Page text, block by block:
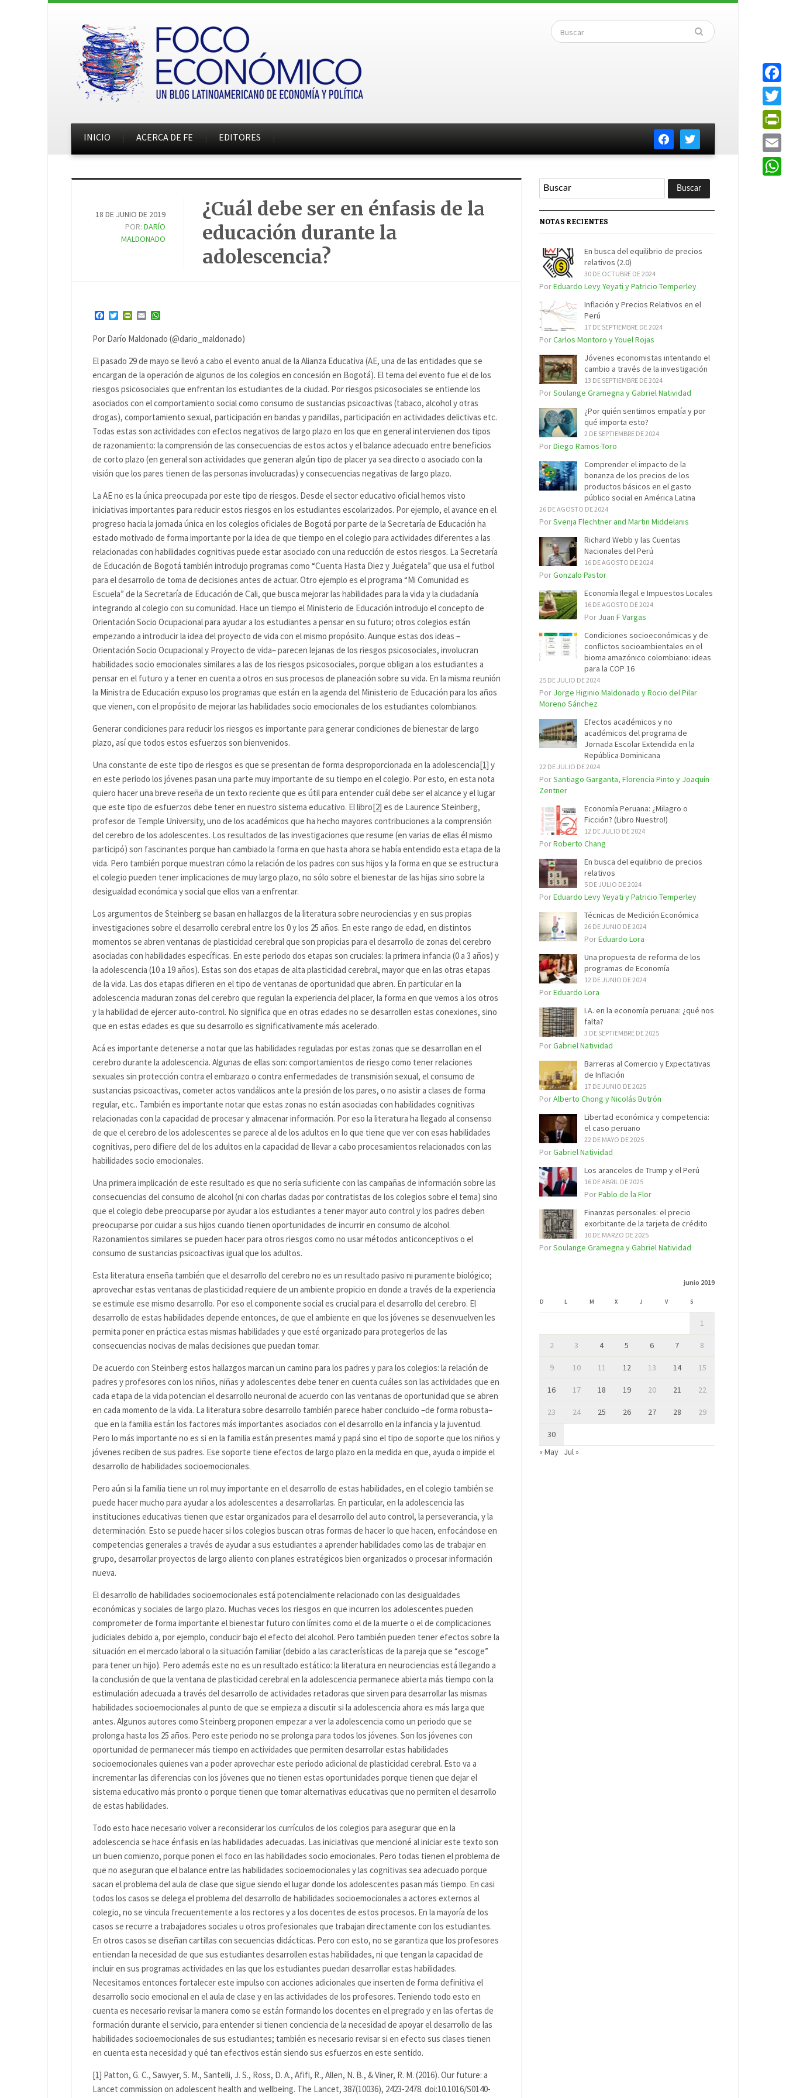
facebooktwitter
INICIO ACERCA DE FE EDITORES
18 DE JUNIO DE 2019
POR:DARÍO
MALDONADO
¿Cuál debe ser en énfasis de la
educación durante la
adolescencia?
Facebook
TwitterPrintFriendly
Email
Por Darío Maldonado (@dario_maldonado)
El pasado 29 de mayo se llevó a cabo el evento anual de la Alianza Educativa (AE, una de las entidades que se
encargan de la operación de algunos de los colegios en concesión en Bogotá). El tema del evento fue el de los
riesgos psicosociales que enfrentan los estudiantes de la ciudad. Por riesgos psicosociales se entiende los
asociados con el comportamiento social como consumo de sustancias psicoactivas (tabaco, alcohol y otras
drogas), comportamiento sexual, participación en bandas y pandillas, participación en actividades delictivas etc.
Todas estas son actividades con efectos negativos de largo plazo en los que en general intervienen dos tipos
de razonamiento: la comprensión de las consecuencias de estos actos y el balance adecuado entre beneficios
de corto plazo (en general son actividades que generan algún tipo de placer ya sea directo o asociado con la
visión que los pares tienen de las personas involucradas) y consecuencias negativas de largo plazo.
La AE no es la única preocupada por este tipo de riesgos. Desde el sector educativo oficial hemos visto
iniciativas importantes para reducir estos riesgos en los estudiantes escolarizados. Por ejemplo, el avance en el
progreso hacia la jornada única en los colegios oficiales de Bogotá por parte de la Secretaría de Educación ha
estado motivado de forma importante por la idea de que tiempo en el colegio para actividades diferentes a las
relacionadas con habilidades cognitivas puede estar asociado con una reducción de estos riesgos. La Secretaría
de Educación de Bogotá también introdujo programas como “Cuenta Hasta Diez y Juégatela” que usa el futbol
para el desarrollo de toma de decisiones antes de actuar. Otro ejemplo es el programa “Mi Comunidad es
Escuela” de la Secretaría de Educación de Cali, que busca mejorar las habilidades para la vida y la ciudadanía
integrando al colegio con su comunidad. Hace un tiempo el Ministerio de Educación introdujo el concepto de
Orientación Socio Ocupacional para ayudar a los estudiantes a pensar en su futuro; otros colegios están
empezando a introducir la idea del proyecto de vida con el mismo propósito. Aunque estas dos ideas –
Orientación Socio Ocupacional y Proyecto de vida– parecen lejanas de los riesgos psicosociales, involucran
habilidades socio emocionales similares a las de los riesgos psicosociales, porque obligan a los estudiantes a
pensar en el futuro y a tener en cuenta a otros en sus procesos de planeación sobre su vida. En la misma reunión
la Ministra de Educación expuso los programas que están en la agenda del Ministerio de Educación para los años
que vienen, con el propósito de mejorar las habilidades socio emocionales de los estudiantes colombianos.
Generar condiciones para reducir los riesgos es importante para generar condiciones de bienestar de largo
plazo, así que todos estos esfuerzos son bienvenidos.
Una constante de este tipo de riesgos es que se presentan de forma desproporcionada en la adolescencia[1] y
en este periodo los jóvenes pasan una parte muy importante de su tiempo en el colegio. Por esto, en esta nota
quiero hacer una breve reseña de un texto reciente que es útil para entender cuál debe ser el alcance y el lugar
que este tipo de esfuerzos debe tener en nuestro sistema educativo. El libro[2] es de Laurence Steinberg,
profesor de Temple University, uno de los académicos que ha hecho mayores contribuciones a la comprensión
del cerebro de los adolescentes. Los resultados de las investigaciones que resume (en varias de ellas él mismo
participó) son fascinantes porque han cambiado la forma en que hasta ahora se había entendido esta etapa de la
vida. Pero también porque muestran cómo la relación de los padres con sus hijos y la forma en que se estructura
el colegio pueden tener implicaciones de muy largo plazo, no sólo sobre el bienestar de las hijas sino sobre la
desigualdad económica y social que ellos van a enfrentar.
Los argumentos de Steinberg se basan en hallazgos de la literatura sobre neurociencias y en sus propias
investigaciones sobre el desarrollo cerebral entre los 0 y los 25 años. En este rango de edad, en distintos
momentos se abren ventanas de plasticidad cerebral que son propicias para el desarrollo de zonas del cerebro
asociadas con habilidades específicas. En este periodo dos etapas son cruciales: la primera infancia (0 a 3 años) y
la adolescencia (10 a 19 años). Estas son dos etapas de alta plasticidad cerebral, mayor que en las otras etapas
de la vida. Las dos etapas difieren en el tipo de ventanas de oportunidad que abren. En particular en la
adolescencia maduran zonas del cerebro que regulan la experiencia del placer, la forma en que vemos a los otros
y la habilidad de ejercer auto-control. No significa que en otras edades no se desarrollen estas conexiones, sino
que en estas edades es que su desarrollo es significativamente más acelerado.
Acá es importante detenerse a notar que las habilidades reguladas por estas zonas que se desarrollan en el
cerebro durante la adolescencia. Algunas de ellas son: comportamientos de riesgo como tener relaciones
sexuales sin protección contra el embarazo o contra enfermedades de transmisión sexual, el consumo de
sustancias psicoactivas, cometer actos vandálicos ante la presión de los pares, o no asistir a clases de forma
regular, etc.. También es importante notar que estas zonas no están asociadas con habilidades cognitivas
relacionadas con la capacidad de procesar y almacenar información. Por eso la literatura ha llegado al consenso
de que el cerebro de los adolescentes se parece al de los adultos en lo que tiene que ver con esas habilidades
cognitivas, pero difiere del de los adultos en la capacidad de llevar a cabo procesamientos relacionados con las
habilidades socio emocionales.
Una primera implicación de este resultado es que no sería suficiente con las campañas de información sobre las
consecuencias del consumo de alcohol (ni con charlas dadas por contratistas de los colegios sobre el tema) sino
que el colegio debe preocuparse por ayudar a los estudiantes a tener mayor auto control y los padres deben
preocuparse por cuidar a sus hijos cuando tienen oportunidades de incurrir en consumo de alcohol.
Razonamientos similares se pueden hacer para otros riesgos como no usar métodos anticonceptivos o el
consumo de sustancias psicoactivas igual que los adultos.
Esta literatura enseña también que el desarrollo del cerebro no es un resultado pasivo ni puramente biológico;
aprovechar estas ventanas de plasticidad requiere de un ambiente propicio en donde a través de la experiencia
se estimule ese mismo desarrollo. Por eso el componente social es crucial para el desarrollo del cerebro. El
desarrollo de estas habilidades depende entonces, de que el ambiente en que los jóvenes se desenvuelven les
permita poner en práctica estas mismas habilidades y que esté organizado para protegerlos de las
consecuencias nocivas de malas decisiones que puedan tomar.
De acuerdo con Steinberg estos hallazgos marcan un camino para los padres y para los colegios: la relación de
padres y profesores con los niños, niñas y adolescentes debe tener en cuenta cuáles son las actividades que en
cada etapa de la vida potencian el desarrollo neuronal de acuerdo con las ventanas de oportunidad que se abren
en cada momento de la vida. La literatura sobre desarrollo también parece haber concluido –de forma robusta–
que en la familia están los factores más importantes asociados con el desarrollo en la infancia y la juventud.
Pero lo más importante no es si en la familia están presentes mamá y papá sino el tipo de soporte que los niños y
jóvenes reciben de sus padres. Ese soporte tiene efectos de largo plazo en la medida en que, ayuda o impide el
desarrollo de habilidades socioemocionales.
Pero aún si la familia tiene un rol muy importante en el desarrollo de estas habilidades, en el colegio también se
puede hacer mucho para ayudar a los adolescentes a desarrollarlas. En particular, en la adolescencia las
instituciones educativas tienen que estar organizados para el desarrollo del auto control, la perseverancia, y la
determinación. Esto se puede hacer si los colegios buscan otras formas de hacer lo que hacen, enfocándose en
competencias generales a través de ayudar a sus estudiantes a aprender habilidades como las de trabajar en
grupo, desarrollar proyectos de largo aliento con planes estratégicos bien organizados o procesar información
nueva.
El desarrollo de habilidades socioemocionales está potencialmente relacionado con las desigualdades
económicas y sociales de largo plazo. Muchas veces los riesgos en que incurren los adolescentes pueden
comprometer de forma importante el bienestar futuro con límites como el de la muerte o el de complicaciones
judiciales debido a, por ejemplo, conducir bajo el efecto del alcohol. Pero también pueden tener efectos sobre la
situación en el mercado laboral o la situación familiar (debido a las características de la pareja que se “escoge”
para tener un hijo). Pero además este no es un resultado estático: la literatura en neurociencias está llegando a
la conclusión de que la ventana de plasticidad cerebral en la adolescencia permanece abierta más tiempo con la
estimulación adecuada a través del desarrollo de actividades retadoras que sirven para desarrollar las mismas
habilidades socioemocionales al punto de que se empieza a discutir si la adolescencia ahora es más larga que
antes. Algunos autores como Steinberg proponen empezar a ver la adolescencia como un periodo que se
prolonga hasta los 25 años. Pero este periodo no se prolonga para todos los jóvenes. Son los jóvenes con
oportunidad de permanecer más tiempo en actividades que permiten desarrollar estas habilidades
socioemocionales quienes van a poder aprovechar este periodo adicional de plasticidad cerebral. Esto va a
incrementar las diferencias con los jóvenes que no tienen estas oportunidades porque tienen que dejar el
sistema educativo más pronto o porque tienen que tomar alternativas educativas que no permiten el desarrollo
de estas habilidades.
Todo esto hace necesario volver a reconsiderar los currículos de los colegios para asegurar que en la
adolescencia se hace énfasis en las habilidades adecuadas. Las iniciativas que mencioné al iniciar este texto son
un buen comienzo, porque ponen el foco en las habilidades socio emocionales. Pero todas tienen el problema de
que no aseguran que el balance entre las habilidades socioemocionales y las cognitivas sea adecuado porque
sacan el problema del aula de clase que sigue siendo el lugar donde los adolescentes pasan más tiempo. En casi
todos los casos se delega el problema del desarrollo de habilidades socioemocionales a actores externos al
colegio, no se vincula frecuentemente a los rectores y a los docentes de estos procesos. En la mayoría de los
casos se recurre a trabajadores sociales u otros profesionales que trabajan directamente con los estudiantes.
En otros casos se diseñan cartillas con secuencias didácticas. Pero con esto, no se garantiza que los profesores
entiendan la necesidad de que sus estudiantes desarrollen estas habilidades, ni que tengan la capacidad de
incluir en sus programas actividades en las que los estudiantes puedan desarrollar estas habilidades.
Necesitamos entonces fortalecer este impulso con acciones adicionales que inserten de forma definitiva el
desarrollo socio emocional en el aula de clase y en las actividades de los profesores. Teniendo todo esto en
cuenta es necesario revisar la manera como se están formando los docentes en el pregrado y en las ofertas de
formación durante el servicio, para entender si tienen conciencia de la necesidad de apoyar el desarrollo de las
habilidades socioemocionales de sus estudiantes; también es necesario revisar si en efecto sus clases tienen
en cuenta esta necesidad y qué tan efectivos están siendo sus esfuerzos en este sentido.
[1] Patton, G. C., Sawyer, S. M., Santelli, J. S., Ross, D. A., Afifi, R., Allen, N. B., & Viner, R. M. (2016). Our future: a
Lancet commission on adolescent health and wellbeing. The Lancet, 387(10036), 2423-2478. doi:10.1016/S0140-
NOTAS RECIENTES
En busca del equilibrio de precios
relativos (2.0)
30 DE OCTUBRE DE 2024
PorEduardo Levy Yeyati y Patricio Temperley
Inflación y Precios Relativos en el
Perú
17 DE SEPTIEMBRE DE 2024
PorCarlos Montoro y Youel Rojas
Jóvenes economistas intentando el
cambio a través de la investigación
13 DE SEPTIEMBRE DE 2024
PorSoulange Gramegna y Gabriel Natividad
¿Por quién sentimos empatía y por
qué importa esto?
2 DE SEPTIEMBRE DE 2024
PorDiego Ramos-Toro
Comprender el impacto de la
bonanza de los precios de los
productos básicos en el gasto
público social en América Latina
26 DE AGOSTO DE 2024
PorSvenja Flechtner and Martin Middelanis
Richard Webb y las Cuentas
Nacionales del Perú
16 DE AGOSTO DE 2024
PorGonzalo Pastor
Economía Ilegal e Impuestos Locales
16 DE AGOSTO DE 2024
Por Juan F Vargas
Condiciones socioeconómicas y de
conflictos socioambientales en el
bioma amazónico colombiano: ideas
para la COP 16
25 DE JULIO DE 2024
Por Jorge Higinio Maldonado y Rocio del Pilar
Moreno Sánchez
Efectos académicos y no
académicos del programa de
Jornada Escolar Extendida en la
República Dominicana
22 DE JULIO DE 2024
PorSantiago Garganta, Florencia Pinto y Joaquín
Zentner
Economía Peruana: ¿Milagro o
Ficción? (Libro Nuestro!)
12 DE JULIO DE 2024
PorRoberto Chang
En busca del equilibrio de precios
relativos
5 DE JULIO DE 2024
PorEduardo Levy Yeyati y Patricio Temperley
Técnicas de Medición Económica
26 DE JUNIO DE 2024
PorEduardo Lora
Una propuesta de reforma de los
programas de Economía
12 DE JUNIO DE 2024
PorEduardo Lora
I.A. en la economía peruana: ¿qué nos
falta?
3 DE SEPTIEMBRE DE 2025
PorGabriel Natividad
Barreras al Comercio y Expectativas
de Inflación
17 DE JUNIO DE 2025
PorAlberto Chong y Nicolás Butrón
Libertad económica y competencia:
el caso peruano
22 DE MAYO DE 2025
PorGabriel Natividad
Los aranceles de Trump y el Perú
16 DE ABRIL DE 2025
PorPablo de la Flor
Finanzas personales: el precio
exorbitante de la tarjeta de crédito
10 DE MARZO DE 2025
PorSoulange Gramegna y Gabriel Natividad
junio 2019
D L M X J V S
1
2 3 4 5 6 7 8
9 10 11 12 13 14 15
16 17 18 19 20 21 22
23 24 25 26 27 28 29
30
« May Jul »
Email